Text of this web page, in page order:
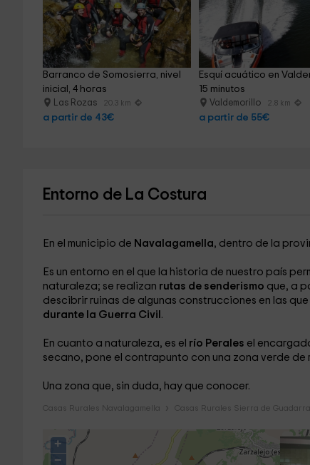
Barranco de Somosierra, nivel
inicial, 4 horas
Las Rozas 20.3 km
a partir de 43€
Esquí acuático en
15 minutos
Valdemorillo 2.8 km
a partir de 55€
Entorno de La Costura
En el municipio de Navalagamella, dentro de la
Es un entorno en el que la historia de nuestro país
naturaleza; se realizan rutas de senderismo que, a
descibrir ruinas de algunas construcciones en las
durante la Guerra Civil .
En cuanto a naturaleza, es el río Perales el
secano, pone el contrapunto con una zona verde de
Una zona que, sin duda, hay que conocer.
Casas Rurales Navalagamella Casas Rurales Sierra de
+
−